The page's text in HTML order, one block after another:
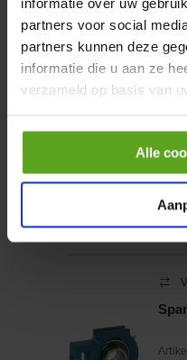
partners voor social
partners kunnen deze
informatie die u aan ze
verzameld op basis van
Alle
−
Controleer voorraad